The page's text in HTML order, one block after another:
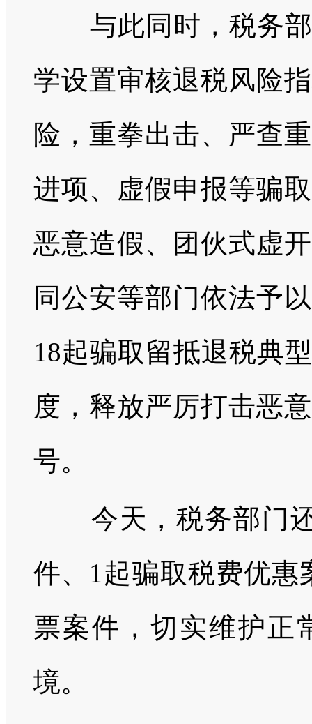
与此同时，税务部
学设置审核退税风险
险，重拳出击、严查
进项、虚假申报等骗
恶意造假、团伙式虚
同公安等部门依法予
18起骗取留抵退税典
度，释放严厉打击恶
号。
今天，税务部门还
件、1起骗取税费优惠
票案件，切实维护正
境。